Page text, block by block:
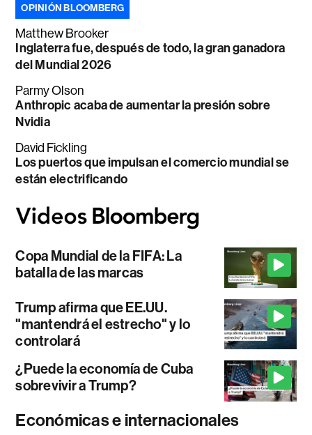
OPINIÓN BLOOMBERG
Matthew Brooker
Inglaterra fue, después de todo, la gran ganadora
del Mundial 2026
Parmy Olson
Anthropic acaba de aumentar la presión sobre
Nvidia
David Fickling
Los puertos que impulsan el comercio mundial se
están electrificando
Copa Mundial de la FIFA: La
batalla de las marcas
Trump afirma que EE.UU.
"mantendrá el estrecho" y lo
controlará
¿Puede la economía de Cuba
sobrevivir a Trump?
Económicas e internacionales